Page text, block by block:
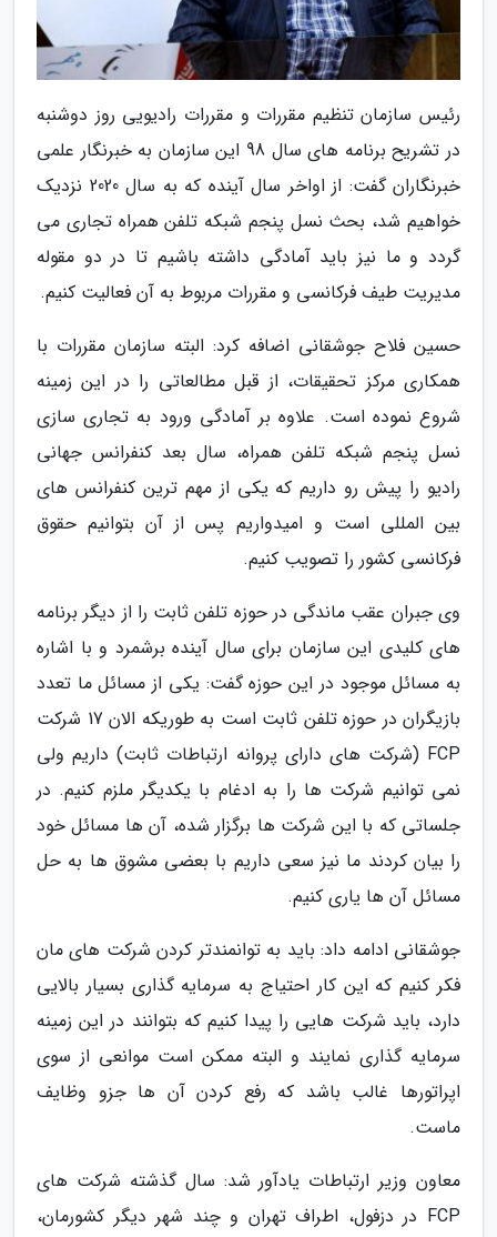
رئیس سازمان تنظیم مقررات و مقررات رادیویی روز دوشنبه
در تشریح برنامه های سال 98 این سازمان به خبرنگار علمی
خبرنگاران گفت: از اواخر سال آینده که به سال 2020 نزدیک
خواهیم شد، بحث نسل پنجم شبکه تلفن همراه تجاری می
گردد و ما نیز باید آمادگی داشته باشیم تا در دو مقوله
مدیریت طیف فرکانسی و مقررات مربوط به آن فعالیت کنیم.
حسین فلاح جوشقانی اضافه کرد: البته سازمان مقررات با
همکاری مرکز تحقیقات، از قبل مطالعاتی را در این زمینه
شروع نموده است. علاوه بر آمادگی ورود به تجاری سازی
نسل پنجم شبکه تلفن همراه، سال بعد کنفرانس جهانی
رادیو را پیش رو داریم که یکی از مهم ترین کنفرانس های
بین المللی است و امیدواریم پس از آن بتوانیم حقوق
فرکانسی کشور را تصویب کنیم.
وی جبران عقب ماندگی در حوزه تلفن ثابت را از دیگر برنامه
های کلیدی این سازمان برای سال آینده برشمرد و با اشاره
به مسائل موجود در این حوزه گفت: یکی از مسائل ما تعدد
بازیگران در حوزه تلفن ثابت است به طوریکه الان 17 شرکت
FCP (شرکت های دارای پروانه ارتباطات ثابت) داریم ولی
نمی توانیم شرکت ها را به ادغام با یکدیگر ملزم کنیم. در
جلساتی که با این شرکت ها برگزار شده، آن ها مسائل خود
را بیان کردند ما نیز سعی داریم با بعضی مشوق ها به حل
مسائل آن ها یاری کنیم.
جوشقانی ادامه داد: باید به توانمندتر کردن شرکت های مان
فکر کنیم که این کار احتیاج به سرمایه گذاری بسیار بالایی
دارد، باید شرکت هایی را پیدا کنیم که بتوانند در این زمینه
سرمایه گذاری نمایند و البته ممکن است موانعی از سوی
اپراتورها غالب باشد که رفع کردن آن ها جزو وظایف
ماست.
معاون وزیر ارتباطات یادآور شد: سال گذشته شرکت های
FCP در دزفول، اطراف تهران و چند شهر دیگر کشورمان،